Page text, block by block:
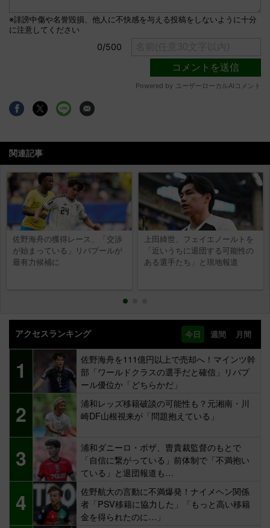
関連記事
佐野海舟の獲得レース、「交渉
が始まっている」リバプールが
最有力候補に
上田綺世、フェイエノールトを
「近いうちに退団する可能性の
ある選手たち」と現地報道
アクセスランキング 今日 週間 月間
1
佐野海舟を111億円以上で売却へ！マインツ幹
部「ワールドクラスの選手だと確信」リバプ
ール優位か「どちらかだ」
2
浦和レッズ移籍破談の可能性も？元湘南・川
崎DF山根視来が「問題抱えている」
3
浦和ダニーロ・ボザ、曺貴裁監督のもとで
「自信に繋がっている」前体制で「不満抱い
ている」と退団報道も…
4
佐野航大の言動に不満爆発！ナイメヘン関係
者「PSV移籍に協力した」「もっと高い移籍
金を得られたのに…」